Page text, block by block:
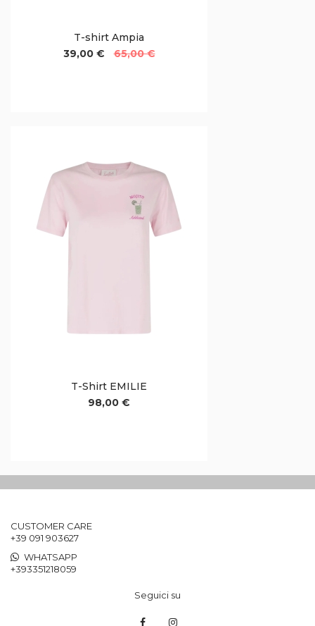
T-shirt Ampia
39,00 €
65,00 €
T-Shirt EMILIE
98,00 €
CUSTOMER CARE
+39 091 903627
WHATSAPP
+393351218059
Seguici su